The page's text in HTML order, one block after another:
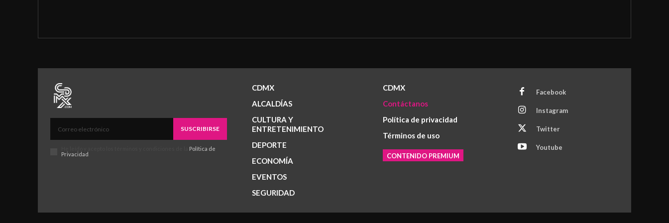
SUSCRIBIRSE
Política de
Privacidad
CDMX
ALCALDÍAS
CULTURA Y
ENTRETENIMIENTO
DEPORTE
ECONOMÍA
EVENTOS
SEGURIDAD
CDMX
Contáctanos
Política de privacidad
Términos de uso
CONTENIDO PREMIUM
Facebook
Instagram
Twitter
Youtube